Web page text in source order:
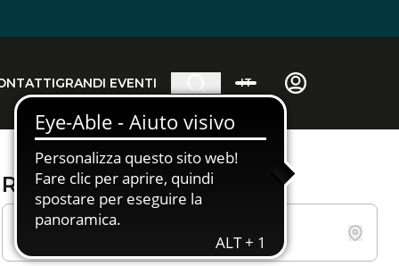
GRANDI EVENTI IT
Ricerca agenzia